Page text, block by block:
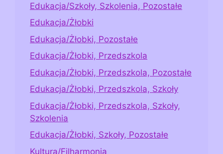
Edukacja/Szkoły, Szkolenia, Pozostałe
Edukacja/Żłobki
Edukacja/Żłobki, Pozostałe
Edukacja/Żłobki, Przedszkola
Edukacja/Żłobki, Przedszkola, Pozostałe
Edukacja/Żłobki, Przedszkola, Szkoły
Edukacja/Żłobki, Przedszkola, Szkoły,
Szkolenia
Edukacja/Żłobki, Szkoły, Pozostałe
Kultura/Filharmonia